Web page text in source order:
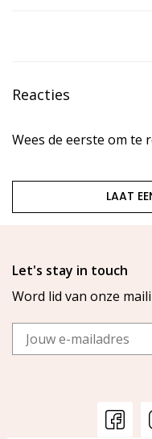
Reacties
Wees de eerste om te
LAAT
Let's stay in touch
Word lid van onze
Email